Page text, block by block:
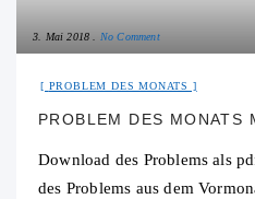
3. Mai 2018 No Comment
PROBLEM DES MONATS
PROBLEM DES MONATS
Download des Problems als
des Problems aus dem